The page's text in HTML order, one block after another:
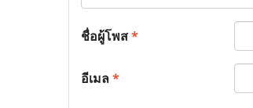
ชื่อผู้โพส*
อีเมล*